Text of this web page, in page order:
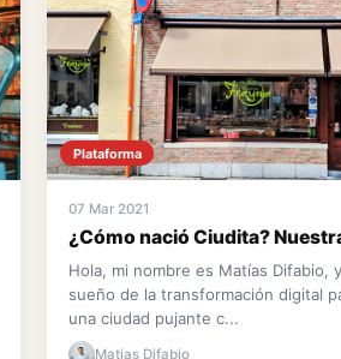
Plataforma
07 Mar 2021
¿Cómo nació Ciudita?
Hola, mi nombre es Matías Difabio,
sueño de la transformación digital
una ciudad pujante c...
Matias Difabio